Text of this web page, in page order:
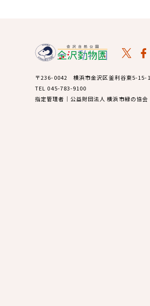
〒236-0042 横浜市金沢区釜利谷東5-15-1
TEL 045-783-9100
指定管理者｜公益財団法人 横浜市緑の協会